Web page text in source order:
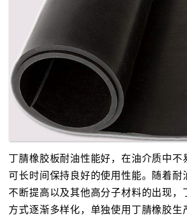
丁腈橡胶板耐油性能好，在油介质中不
可长时间保持良好的使用性能。随着耐
不断提高以及其他高分子材料的出现，
方式逐渐多样化，单独使用丁腈橡胶生